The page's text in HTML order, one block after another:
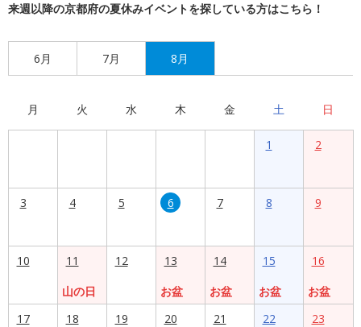
来週以降の京都府の夏休みイベントを探している方はこちら！
6月 7月 8月
月 火 水 木 金 土 日
1 2
3 4 5 6 7 8 9
10
11
山の日
12
13
お盆
14
お盆
15
お盆
16
お盆
17
18 19 20 21 22 23